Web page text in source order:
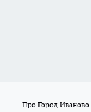
Про Город Иваново